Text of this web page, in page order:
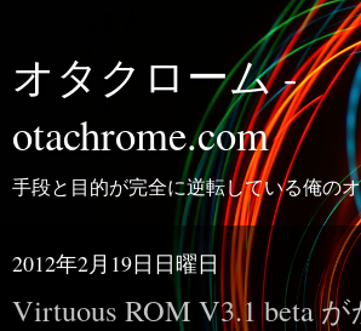
オタクローム -
otachrome.com
手段と目的が完全に逆転している俺の
2012年2月19日日曜日
Virtuous ROM V3.1 beta